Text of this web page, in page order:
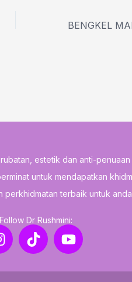
estetik dan anti-
untuk mendapatkan
perkhidmatan terbaik untuk
Dr Rushmini:
T
i
t
Y
o
t